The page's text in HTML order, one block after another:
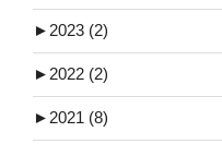
► 2023 (2)
► 2022 (2)
► 2021 (8)